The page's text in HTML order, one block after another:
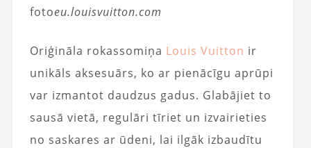
fotoeu.louisvuitton.com
Oriģināla rokassomiņa Louis Vuitton ir
unikāls aksesuārs, ko ar pienācīgu aprūpi
var izmantot daudzus gadus. Glabājiet to
sausā vietā, regulāri tīriet un izvairieties
no saskares ar ūdeni, lai ilgāk izbaudītu